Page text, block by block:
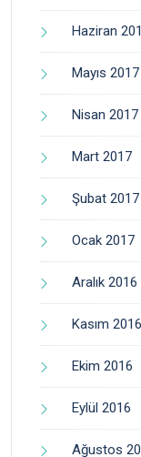
Haziran
Mayıs 2017
Nisan 2017
Mart 2017
Şubat 2017
Ocak 2017
Aralık 2016
Kasım 2016
Ekim 2016
Eylül 2016
Ağustos